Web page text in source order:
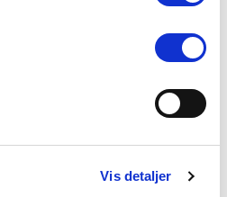
Vis detaljer